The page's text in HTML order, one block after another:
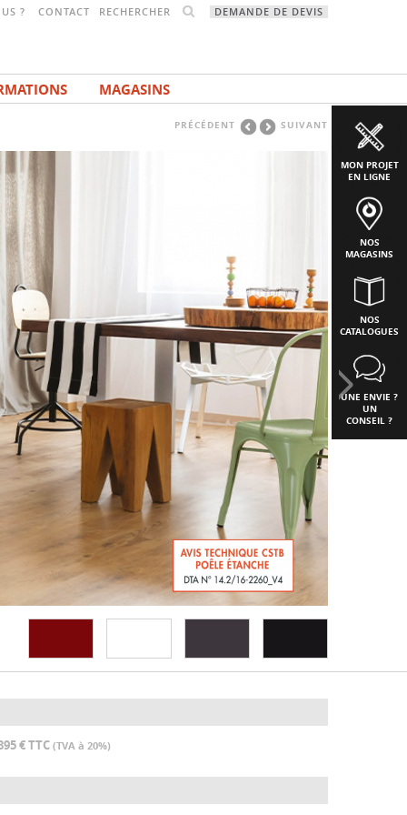
? CONTACT RECHERCHER DEMANDE DE DEVIS
MAGASINS
PRÉCÉDENT SUIVANT
€ TTC (TVA à 20%)
MON PROJET
EN LIGNE
NOS
MAGASINS
NOS
CATALOGUES
UNE ENVIE ?
UN
CONSEIL ?